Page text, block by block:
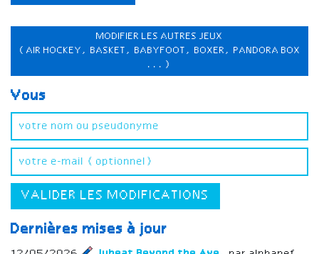
MODIFIER LES AUTRES JEUX
(AIR HOCKEY, BASKET, BABYFOOT, BOXER, PANDORA BOX
...)
Vous
VALIDER LES MODIFICATIONS
Dernières mises à jour